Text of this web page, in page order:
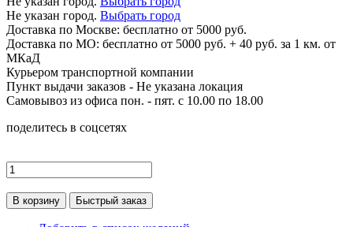
Не указан город. Выбрать город
Доставка по Москве: бесплатно от 5000 руб.
Доставка по МО: бесплатно от 5000 руб. + 40 руб. за 1 км. от
МКаД
Курьером транспортной компании
Пункт выдачи заказов - Не указана локация
Самовывоз из офиса пон. - пят. с 10.00 по 18.00
поделитесь в соцсетях
В корзину Быстрый заказ